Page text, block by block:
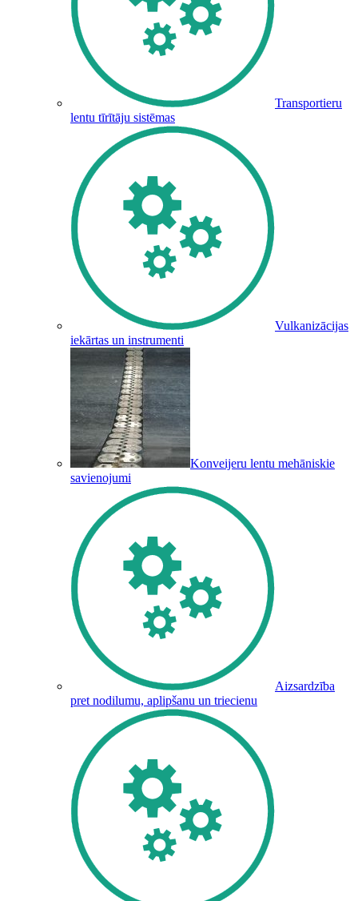
Transportieru
lentu tīrītāju sistēmas
Vulkanizācijas
iekārtas un instrumenti
Konveijeru lentu mehāniskie
savienojumi
Aizsardzība
pret nodilumu, aplipšanu un triecienu